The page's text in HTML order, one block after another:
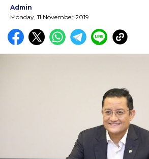
Admin
Monday, 11 November 2019